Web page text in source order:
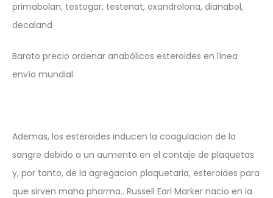
primabolan, testogar, testenat, oxandrolona, dianabol,
decaland
Barato precio ordenar anabólicos esteroides en línea
envío mundial.
Ademas, los esteroides inducen la coagulacion de la
sangre debido a un aumento en el contaje de plaquetas
y, por tanto, de la agregacion plaquetaria, esteroides para
que sirven maha pharma.. Russell Earl Marker nacio en la